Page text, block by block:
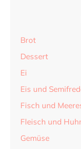
Brot
Dessert
Ei
Eis und
Fisch und
Fleisch und
Gemüse